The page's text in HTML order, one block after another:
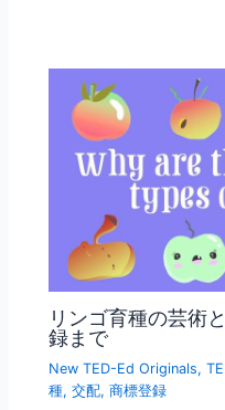
リンゴ育種の芸術
録まで
New TED-Ed Originals,
種,交配,商標登録